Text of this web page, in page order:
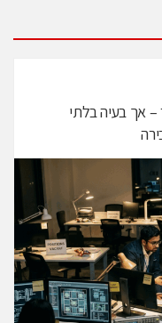
– אך בעיה בלתי